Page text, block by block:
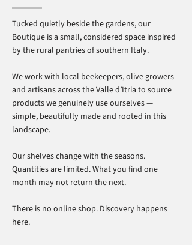
Tucked quietly beside the gardens, our
Boutique is a small, considered space inspired
by the rural pantries of southern Italy.
We work with local beekeepers, olive growers
and artisans across the Valle d’Itria to source
products we genuinely use ourselves —
simple, beautifully made and rooted in this
landscape.
Our shelves change with the seasons.
Quantities are limited. What you find one
month may not return the next.
There is no online shop. Discovery happens
here.